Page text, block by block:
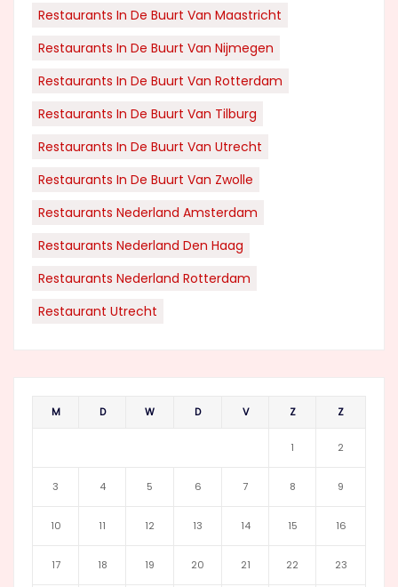
Restaurants In De Buurt Van Maastricht
Restaurants In De Buurt Van Nijmegen
Restaurants In De Buurt Van Rotterdam
Restaurants In De Buurt Van Tilburg
Restaurants In De Buurt Van Utrecht
Restaurants In De Buurt Van Zwolle
Restaurants Nederland Amsterdam
Restaurants Nederland Den Haag
Restaurants Nederland Rotterdam
Restaurant Utrecht
M D W D V Z Z
1 2
3 4 5 6 7 8 9
10 11 12 13 14 15 16
17 18 19 20 21 22 23